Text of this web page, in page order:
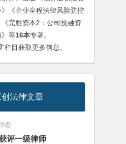
《企业全程法律风险防控
完胜资本2：公司投融资
》等16本专著。
”栏目获取更多信息。
法律文章
态
评一级律师